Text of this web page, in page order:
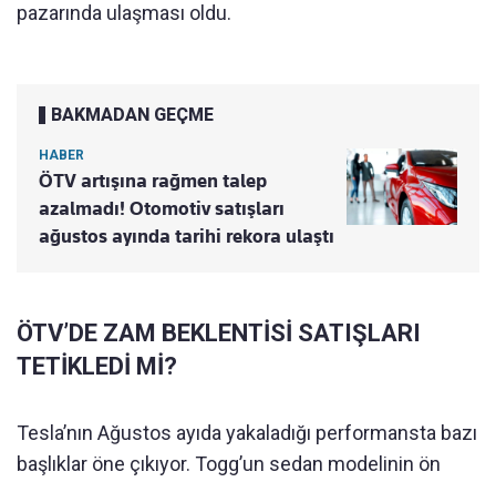
pazarında ulaşması oldu.
BAKMADAN GEÇME
HABER
ÖTV artışına rağmen talep
azalmadı! Otomotiv satışları
ağustos ayında tarihi rekora ulaştı
ÖTV’DE ZAM BEKLENTİSİ SATIŞLARI
TETİKLEDİ Mİ?
Tesla’nın Ağustos ayıda yakaladığı performansta bazı
başlıklar öne çıkıyor. Togg’un sedan modelinin ön